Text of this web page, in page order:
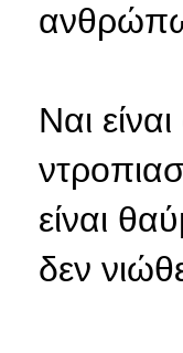
Ναι
είναι
δεν